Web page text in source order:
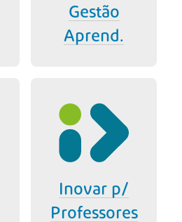
Gestão
Aprend.
Inovar p/
Professores